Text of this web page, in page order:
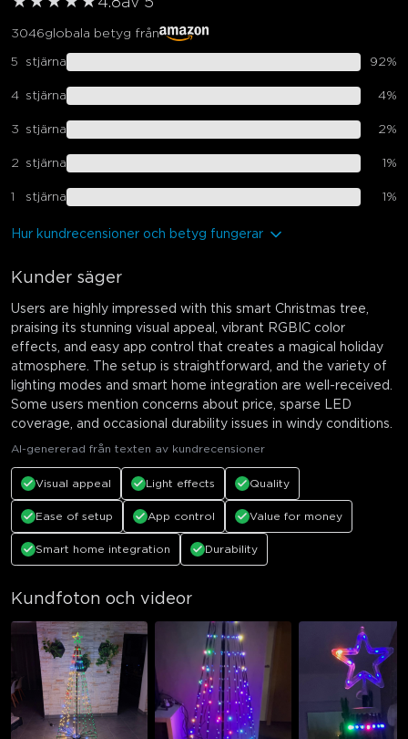
3046globala betyg från
5 stjärna 92%
4 stjärna 4%
3 stjärna 2%
2 stjärna 1%
1 stjärna 1%
Hur kundrecensioner och betyg fungerar
Kunder säger
Users are highly impressed with this smart Christmas tree,
praising its stunning visual appeal, vibrant RGBIC color
effects, and easy app control that creates a magical holiday
atmosphere. The setup is straightforward, and the variety of
lighting modes and smart home integration are well-received.
Some users mention concerns about price, sparse LED
coverage, and occasional durability issues in windy conditions.
AI-genererad från texten av kundrecensioner
Visual appeal Light effects Quality
Ease of setup App control Value for money
Smart home integration Durability
Kundfoton och videor